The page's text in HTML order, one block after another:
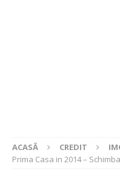
ACASĂ CREDIT
Prima Casa in 2014 –